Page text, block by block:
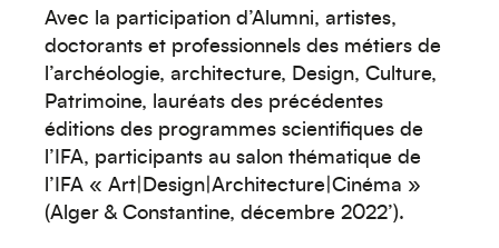
Avec la participation d’Alumni, artistes,
doctorants et professionnels des métiers de
l’archéologie, architecture, Design, Culture,
Patrimoine, lauréats des précédentes
éditions des programmes scientifiques de
l’IFA, participants au salon thématique de
l’IFA « Art|Design|Architecture|Cinéma »
(Alger & Constantine, décembre 2022’).